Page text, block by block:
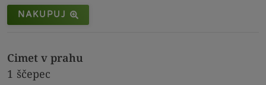
NAKUPUJ
Cimet v prahu
1 ščepec